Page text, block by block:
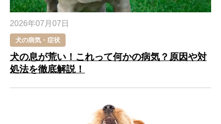
2026年07月07日
犬の病気・症状
犬の息が荒い！これって何かの病気？原因や対
処法を徹底解説！